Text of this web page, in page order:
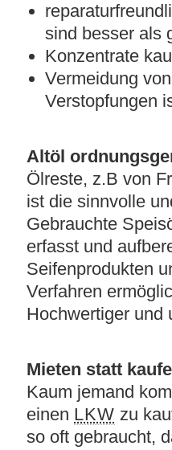
sind besser als
Konzentrate
Vermeidung
Verstopfungen
Altöl
Ölreste, z.B von
ist die sinnvolle
Gebrauchte
erfasst und
Seifenprodukten
Verfahren
Hochwertiger und
Mieten statt
Kaum jemand
einen LKW zu
so oft gebraucht,